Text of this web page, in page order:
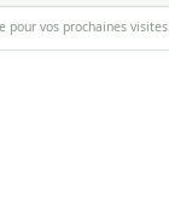
vos prochaines visites.